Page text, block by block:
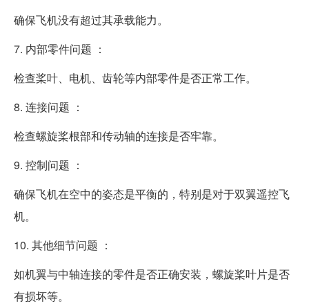
确保飞机没有超过其承载能力。
7. 内部零件问题 ：
检查桨叶、电机、齿轮等内部零件是否正常工作。
8. 连接问题 ：
检查螺旋桨根部和传动轴的连接是否牢靠。
9. 控制问题 ：
确保飞机在空中的姿态是平衡的，特别是对于双翼遥控飞
机。
10. 其他细节问题 ：
如机翼与中轴连接的零件是否正确安装，螺旋桨叶片是否
有损坏等。